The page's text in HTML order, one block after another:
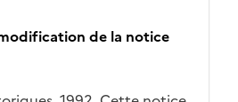
de la notice